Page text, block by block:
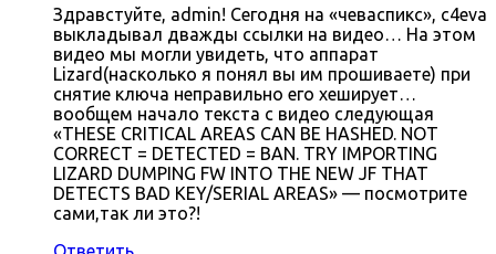
Здравстуйте, admin! Сегодня на «чеваспикс», c4eva
выкладывал дважды ссылки на видео… На этом
видео мы могли увидеть, что аппарат
Lizard(насколько я понял вы им прошиваете) при
снятие ключа неправильно его хеширует…
вообщем начало текста с видео следующая
«THESE CRITICAL AREAS CAN BE HASHED. NOT
CORRECT = DETECTED = BAN. TRY IMPORTING
LIZARD DUMPING FW INTO THE NEW JF THAT
DETECTS BAD KEY/SERIAL AREAS» — посмотрите
сами,так ли это?!